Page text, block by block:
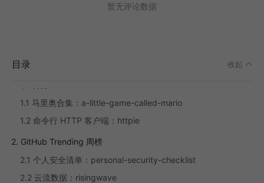
暂无评论数据
目录 收起
2. 业界·误操作失去 52k star 的 httpie
1.1 马里奥合集：a-little-game-called-mario
1.2 命令行 HTTP 客户端：httpie
2. GitHub Trending 周榜
2.1 个人安全清单：personal-security-checklist
2.2 云流数据：risingwave